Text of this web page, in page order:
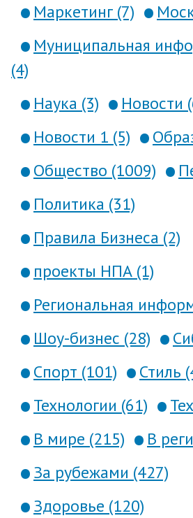
Маркетинг (7)
Муниципальная
(4)
Наука (3)
Новости
Новости 1 (5)
Общество (1009)
Политика (31)
Правила Бизнеса (2)
проекты НПА (1)
Региональная
Шоу-бизнес (28)
Спорт (101)
Стиль
Технологии (61)
В мире (215)
В
За рубежами (427)
Здоровье (120)